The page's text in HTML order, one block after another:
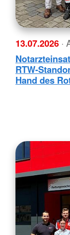
13.07.2026 ·
RTW-
Hand des